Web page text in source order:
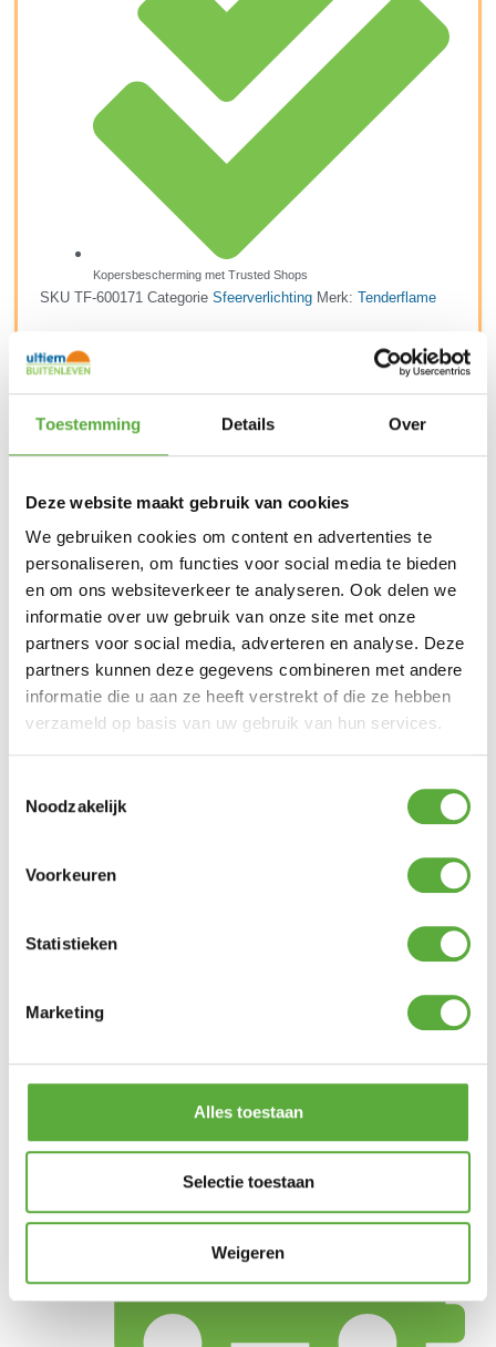
Toestemming Details Over
Deze website maakt gebruik van cookies
We gebruiken cookies om content en advertenties te
personaliseren, om functies voor social media te bieden
en om ons websiteverkeer te analyseren. Ook delen we
informatie over uw gebruik van onze site met onze
partners voor social media, adverteren en analyse. Deze
partners kunnen deze gegevens combineren met andere
informatie die u aan ze heeft verstrekt of die ze hebben
verzameld op basis van uw gebruik van hun services.
Noodzakelijk
Voorkeuren
Statistieken
Marketing
Alles toestaan
Selectie toestaan
Weigeren
Kopersbescherming met Trusted Shops
SKUTF-600171Categorie Sfeerverlichting Merk:Tenderflame
Materiaal
SKU TF-600171
EAN 7073061001722
BIJPASSENDE ACCESSOIRES EN ALTERNATIEVE
PRODUCTEN
€11,95